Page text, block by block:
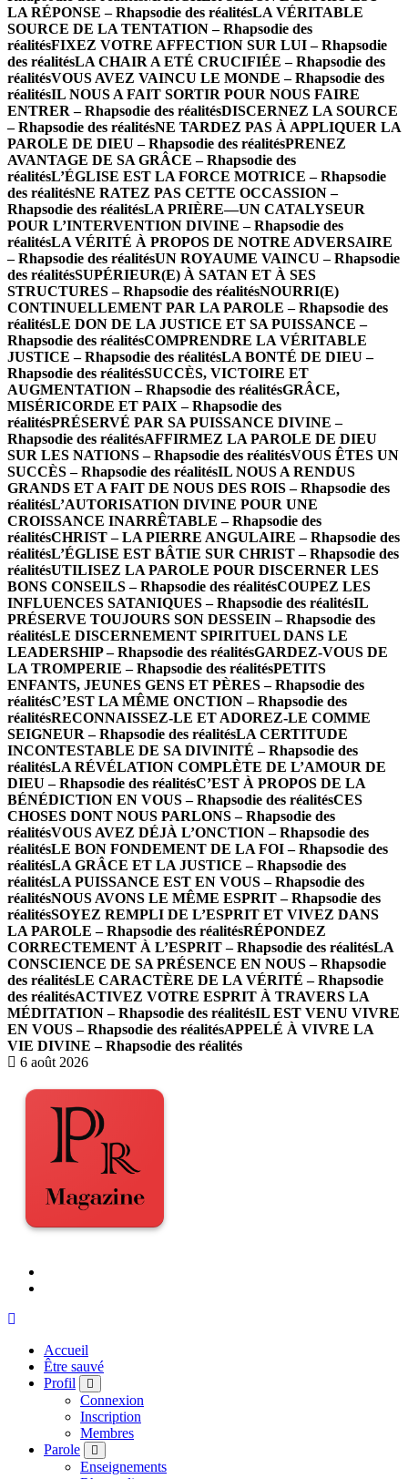
LA RÉPONSE – Rhapsodie des réalitésLA VÉRITABLE
SOURCE DE LA TENTATION – Rhapsodie des
réalitésFIXEZ VOTRE AFFECTION SUR LUI – Rhapsodie
des réalitésLA CHAIR A ETÉ CRUCIFIÉE – Rhapsodie des
réalitésVOUS AVEZ VAINCU LE MONDE – Rhapsodie des
réalitésIL NOUS A FAIT SORTIR POUR NOUS FAIRE
ENTRER – Rhapsodie des réalitésDISCERNEZ LA SOURCE
– Rhapsodie des réalitésNE TARDEZ PAS À APPLIQUER LA
PAROLE DE DIEU – Rhapsodie des réalitésPRENEZ
AVANTAGE DE SA GRÂCE – Rhapsodie des
réalitésL’ÉGLISE EST LA FORCE MOTRICE – Rhapsodie
des réalitésNE RATEZ PAS CETTE OCCASSION –
Rhapsodie des réalitésLA PRIÈRE—UN CATALYSEUR
POUR L’INTERVENTION DIVINE – Rhapsodie des
réalitésLA VÉRITÉ À PROPOS DE NOTRE ADVERSAIRE
– Rhapsodie des réalitésUN ROYAUME VAINCU – Rhapsodie
des réalitésSUPÉRIEUR(E) À SATAN ET À SES
STRUCTURES – Rhapsodie des réalitésNOURRI(E)
CONTINUELLEMENT PAR LA PAROLE – Rhapsodie des
réalitésLE DON DE LA JUSTICE ET SA PUISSANCE –
Rhapsodie des réalitésCOMPRENDRE LA VÉRITABLE
JUSTICE – Rhapsodie des réalitésLA BONTÉ DE DIEU –
Rhapsodie des réalitésSUCCÈS, VICTOIRE ET
AUGMENTATION – Rhapsodie des réalitésGRÂCE,
MISÉRICORDE ET PAIX – Rhapsodie des
réalitésPRÉSERVÉ PAR SA PUISSANCE DIVINE –
Rhapsodie des réalitésAFFIRMEZ LA PAROLE DE DIEU
SUR LES NATIONS – Rhapsodie des réalitésVOUS ÊTES UN
SUCCÈS – Rhapsodie des réalitésIL NOUS A RENDUS
GRANDS ET A FAIT DE NOUS DES ROIS – Rhapsodie des
réalitésL’AUTORISATION DIVINE POUR UNE
CROISSANCE INARRÊTABLE – Rhapsodie des
réalitésCHRIST – LA PIERRE ANGULAIRE – Rhapsodie des
réalitésL’ÉGLISE EST BÂTIE SUR CHRIST – Rhapsodie des
réalitésUTILISEZ LA PAROLE POUR DISCERNER LES
BONS CONSEILS – Rhapsodie des réalitésCOUPEZ LES
INFLUENCES SATANIQUES – Rhapsodie des réalitésIL
PRÉSERVE TOUJOURS SON DESSEIN – Rhapsodie des
réalitésLE DISCERNEMENT SPIRITUEL DANS LE
LEADERSHIP – Rhapsodie des réalitésGARDEZ-VOUS DE
LA TROMPERIE – Rhapsodie des réalitésPETITS
ENFANTS, JEUNES GENS ET PÈRES – Rhapsodie des
réalitésC’EST LA MÊME ONCTION – Rhapsodie des
réalitésRECONNAISSEZ-LE ET ADOREZ-LE COMME
SEIGNEUR – Rhapsodie des réalitésLA CERTITUDE
INCONTESTABLE DE SA DIVINITÉ – Rhapsodie des
réalitésLA RÉVÉLATION COMPLÈTE DE L’AMOUR DE
DIEU – Rhapsodie des réalitésC’EST À PROPOS DE LA
BÉNÉDICTION EN VOUS – Rhapsodie des réalitésCES
CHOSES DONT NOUS PARLONS – Rhapsodie des
réalitésVOUS AVEZ DÉJÀ L’ONCTION – Rhapsodie des
réalitésLE BON FONDEMENT DE LA FOI – Rhapsodie des
réalitésLA GRÂCE ET LA JUSTICE – Rhapsodie des
réalitésLA PUISSANCE EST EN VOUS – Rhapsodie des
réalitésNOUS AVONS LE MÊME ESPRIT – Rhapsodie des
réalitésSOYEZ REMPLI DE L’ESPRIT ET VIVEZ DANS
LA PAROLE – Rhapsodie des réalitésRÉPONDEZ
CORRECTEMENT À L’ESPRIT – Rhapsodie des réalitésLA
CONSCIENCE DE SA PRÉSENCE EN NOUS – Rhapsodie
des réalitésLE CARACTÈRE DE LA VÉRITÉ – Rhapsodie
des réalitésACTIVEZ VOTRE ESPRIT À TRAVERS LA
MÉDITATION – Rhapsodie des réalitésIL EST VENU VIVRE
EN VOUS – Rhapsodie des réalitésAPPELÉ À VIVRE LA
VIE DIVINE – Rhapsodie des réalités
6 août 2026
Accueil
Être sauvé
Profil
Connexion
Inscription
Membres
Parole
Enseignements